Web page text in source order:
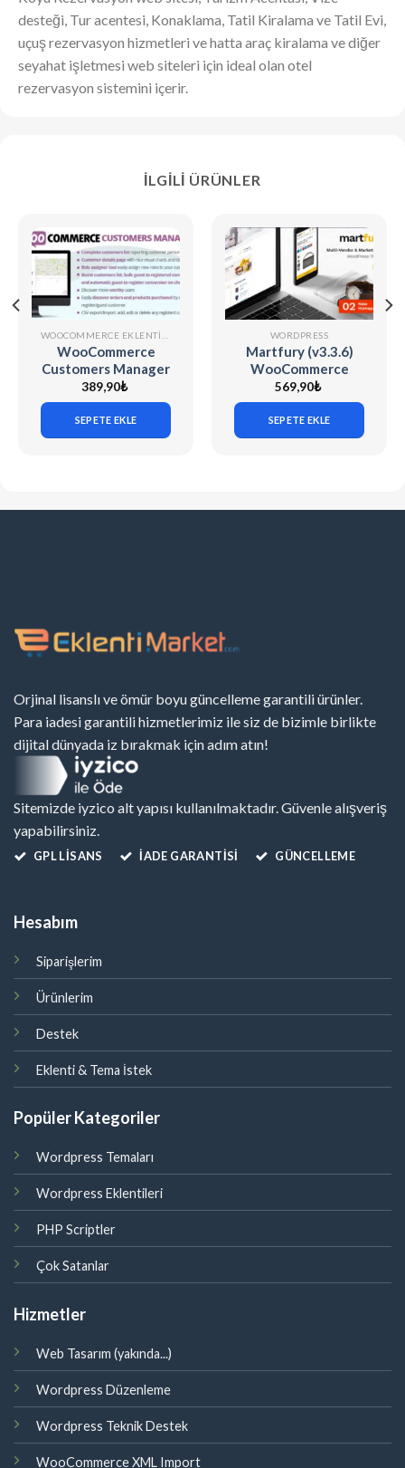
desteği, Tur acentesi, Konaklama, Tatil Kiralama ve Tatil Evi,
uçuş rezervasyon hizmetleri ve hatta araç kiralama ve diğer
seyahat işletmesi web siteleri için ideal olan otel
rezervasyon sistemini içerir.
İLGILI ÜRÜNLER
WooCommerce
Customers Manager
v31.9
389,90₺
SEPETE EKLE
WORDPRESS
Martfury (v3.3.6)
WooCommerce
Marketplace
WordPress Theme
569,90₺
SEPETE EKLE
Orjinal lisanslı ve ömür boyu güncelleme garantili ürünler.
Para iadesi garantili hizmetlerimiz ile siz de bizimle birlikte
dijital dünyada iz bırakmak için adım atın!
Sitemizde iyzico alt yapısı kullanılmaktadır. Güvenle alışveriş
yapabilirsiniz.
GPL LISANS İADE GARANTİSİ GÜNCELLEME
Hesabım
Siparişlerim
Ürünlerim
Destek
Eklenti & Tema İstek
Popüler Kategoriler
Wordpress Temaları
Wordpress Eklentileri
PHP Scriptler
Çok Satanlar
Hizmetler
Web Tasarım (yakında...)
Wordpress Düzenleme
Wordpress Teknik Destek
WooCommerce XML Import